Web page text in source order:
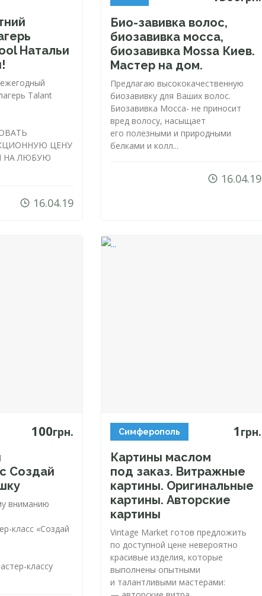
Натальи
Talant
ЦЕНУ
НА ЛЮБУЮ
16.04.19
Био-завивка волос,
биозавивка мосса,
биозавивка Mossa Киев.
Мастер на дом.
Предлагаю высококачественную
биозавивку для Ваших волос.
Биозавивка Мосса- не приносит
вред волосу, насыщает
его полезными и природными
белками и колл...
16.04.19
100грн.
Создай
вниманию
класс«Создай
классу
Симферополь 1грн.
Картины маслом
под заказ. Витражные
картины. Оригинальные
картины. Авторские
картины
Vintage Market готов предложить
по доступной цене невероятно
красивые изделия, которые
выполнены опытными
и талантливыми мастерами: